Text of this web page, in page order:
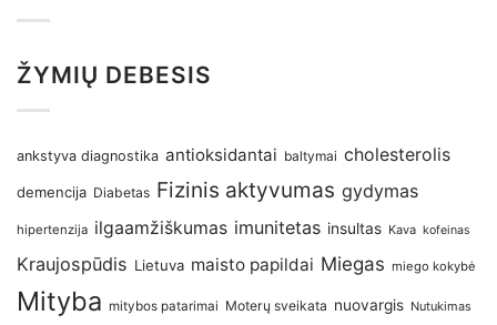
ŽYMIŲ DEBESIS
ankstyva diagnostika antioksidantai baltymai cholesterolis
demencija Diabetas Fizinis aktyvumas gydymas
hipertenzija ilgaamžiškumas imunitetas insultas Kava kofeinas
Kraujospūdis Lietuva maisto papildai Miegas miego kokybė
Mityba mitybos patarimai Moterų sveikata nuovargis Nutukimas